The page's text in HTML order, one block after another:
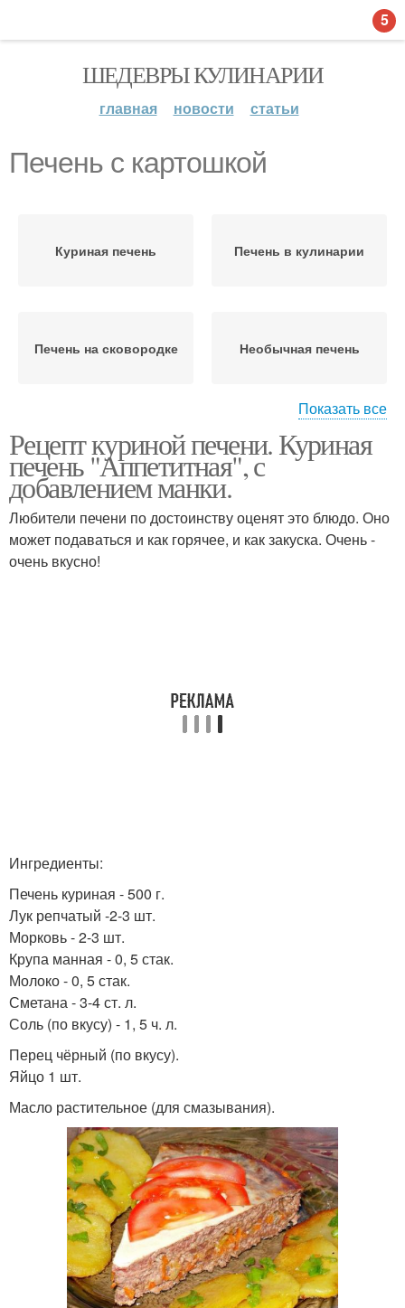
ШЕДЕВРЫ КУЛИНАРИИ
главная новости статьи
Печень с картошкой
Куриная печень Печень в кулинарии
Печень на сковородке Необычная печень
Печень со сметаной Печень с овощами
Печень в манке
Показать все
Рецепт куриной печени. Куриная
печень "Аппетитная", с
добавлением манки.
Любители печени по достоинству оценят это блюдо. Оно
может подаваться и как горячее, и как закуска. Очень -
очень вкусно!
Ингредиенты:
Печень куриная - 500 г.
Лук репчатый -2-3 шт.
Морковь - 2-3 шт.
Крупа манная - 0, 5 стак.
Молоко - 0, 5 стак.
Сметана - 3-4 ст. л.
Соль (по вкусу) - 1, 5 ч. л.
Перец чёрный (по вкусу).
Яйцо 1 шт.
Масло растительное (для смазывания).
5